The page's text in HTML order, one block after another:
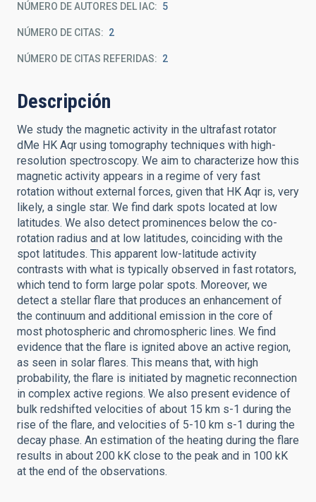
NÚMERO DE AUTORES DEL IAC 5
NÚMERO DE CITAS 2
NÚMERO DE CITAS REFERIDAS 2
Descripción
We study the magnetic activity in the ultrafast rotator
dMe HK Aqr using tomography techniques with high-
resolution spectroscopy. We aim to characterize how this
magnetic activity appears in a regime of very fast
rotation without external forces, given that HK Aqr is, very
likely, a single star. We find dark spots located at low
latitudes. We also detect prominences below the co-
rotation radius and at low latitudes, coinciding with the
spot latitudes. This apparent low-latitude activity
contrasts with what is typically observed in fast rotators,
which tend to form large polar spots. Moreover, we
detect a stellar flare that produces an enhancement of
the continuum and additional emission in the core of
most photospheric and chromospheric lines. We find
evidence that the flare is ignited above an active region,
as seen in solar flares. This means that, with high
probability, the flare is initiated by magnetic reconnection
in complex active regions. We also present evidence of
bulk redshifted velocities of about 15 km s-1 during the
rise of the flare, and velocities of 5-10 km s-1 during the
decay phase. An estimation of the heating during the flare
results in about 200 kK close to the peak and in 100 kK
at the end of the observations.